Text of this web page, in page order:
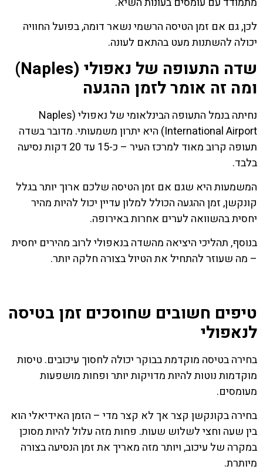
לכן, גם אם זמן הטיסה הרשמי נשאר דומה, בפועל החוויה
יכולה להשתנות מעט בהתאם לעונה.
שדה התעופה של נאפולי (Naples)
ומה זה אומר לזמן ההגעה
נחיתה בנמל התעופה הבינלאומי של נאפולי (Naples
International Airport) היא יתרון משמעותי. מדובר בשדה
תעופה קרוב מאוד למרכז העיר – כ-15 עד 20 דקות נסיעה
בלבד.
המשמעות היא שגם אם זמן הטיסה שלכם ארוך יותר בגלל
קונקשן, זמן ההגעה הכולל למלון עדיין יכול להיות מהיר
יחסית בהשוואה לערים אחרות באירופה.
בנוסף, תהליכי היציאה מהשדה בנאפולי לרוב מהירים יחסית
– מה שעוזר להתחיל את הטיול בצורה חלקה יותר.
טיפים חשובים שחוסכים זמן בטיסה
לנאפולי
בחירה בטיסה מוקדמת בבוקר יכולה לחסוך עיכובים. טיסות
מוקדמות נוטות להיות מדויקות יותר ופחות מושפעות
מעומסים.
בחירה בקונקשן קצר אך לא קצר מדי – הזמן האידיאלי הוא
בין שעה וחצי לשלוש שעות. פחות מזה עלול להיות מסוכן
במקרה של עיכוב, ויותר מזה מאריך את זמן הנסיעה בצורה
מיותרת.